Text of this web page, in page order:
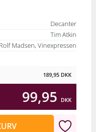
Decanter
Tim Atkin
Rolf Madsen, Vinexpressen
189,95 DKK
99,95 DKK